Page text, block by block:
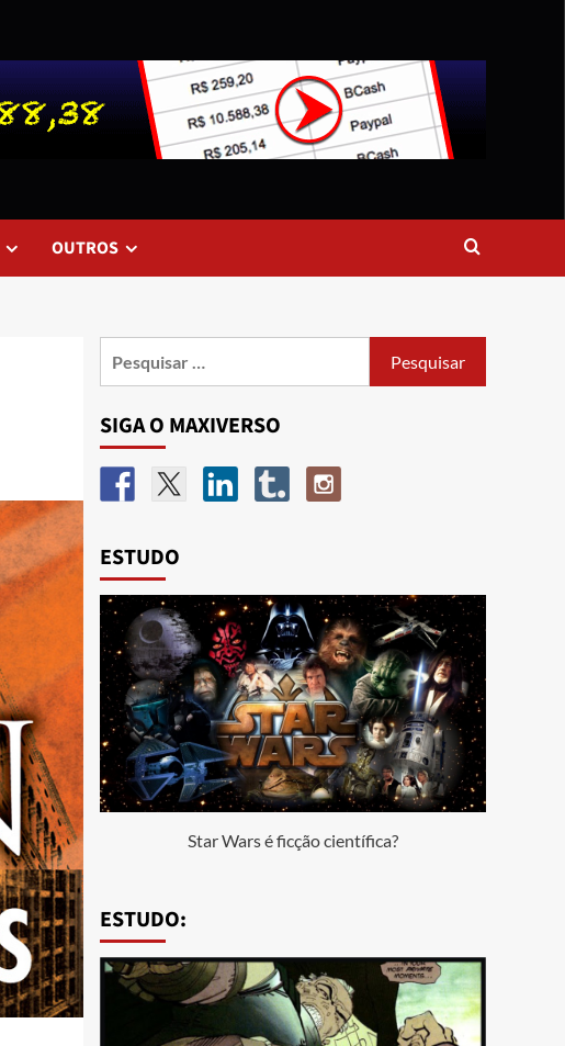
OUTROS
SIGA O MAXIVERSO
ESTUDO
Star Wars é ficção científica?
ESTUDO: